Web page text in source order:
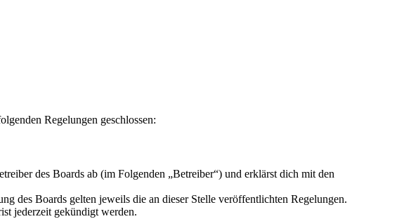
Regelungen geschlossen:
des Boards ab (im Folgenden „Betreiber“) und erklärst dich mit den
des Boards gelten jeweils die an dieser Stelle veröffentlichten Regelungen.
jederzeit gekündigt werden.